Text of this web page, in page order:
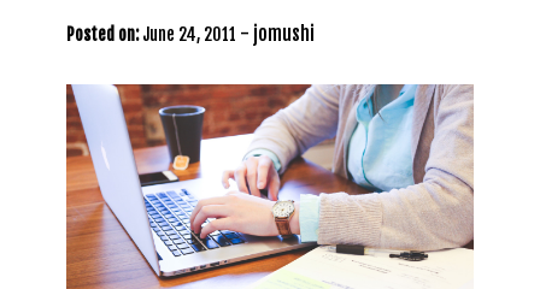
Posted on: June 24, 2011 - jomushi